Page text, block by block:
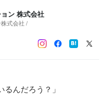
ン 株式会社
式会社 /
るんだろう？」